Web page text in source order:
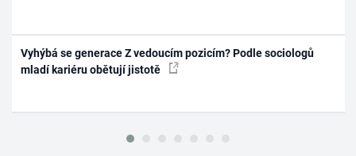
Vyhýbá se generace Z vedoucím pozicím? Podle sociologů
mladí kariéru obětují jistotě